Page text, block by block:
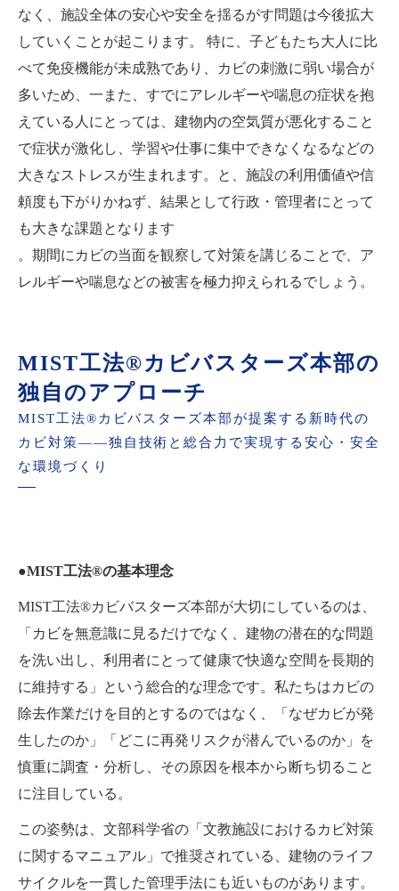
なく、施設全体の安心や安全を揺るがす問題は今後拡大
していくことが起こります。 特に、子どもたち大人に比
べて免疫機能が未成熟であり、カビの刺激に弱い場合が
多いため、一また、すでにアレルギーや喘息の症状を抱
えている人にとっては、建物内の空気質が悪化すること
で症状が激化し、学習や仕事に集中できなくなるなどの
大きなストレスが生まれます。と、施設の利用価値や信
頼度も下がりかねず、結果として行政・管理者にとって
も大きな課題となります
。期間にカビの当面を観察して対策を講じることで、ア
レルギーや喘息などの被害を極力抑えられるでしょう。
MIST工法®カビバスターズ本部の
独自のアプローチ
MIST工法®カビバスターズ本部が提案する新時代の
カビ対策――独自技術と総合力で実現する安心・安全
な環境づくり
●MIST工法®の基本理念
MIST工法®カビバスターズ本部が大切にしているのは、
「カビを無意識に見るだけでなく、建物の潜在的な問題
を洗い出し、利用者にとって健康で快適な空間を長期的
に維持する」という総合的な理念です。私たちはカビの
除去作業だけを目的とするのではなく、「なぜカビが発
生したのか」「どこに再発リスクが潜んでいるのか」を
慎重に調査・分析し、その原因を根本から断ち切ること
に注目している。
この姿勢は、文部科学省の「文教施設におけるカビ対策
に関するマニュアル」で推奨されている、建物のライフ
サイクルを一貫した管理手法にも近いものがあります。